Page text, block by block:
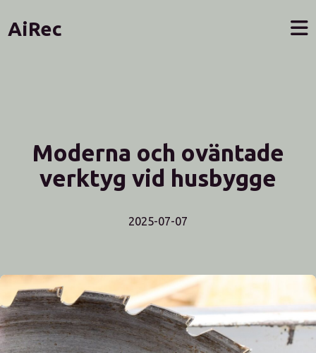
AiRec
Moderna och oväntade
verktyg vid husbygge
2025-07-07